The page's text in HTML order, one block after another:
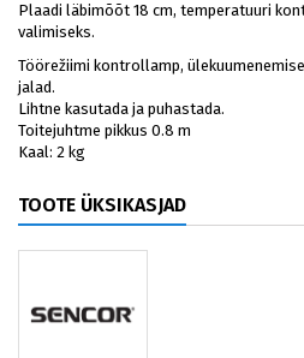
Plaadi läbimõõt 18 cm, temperatuuri
valimiseks.
Töörežiimi kontrollamp,
jalad.
Lihtne kasutada ja puhastada.
Toitejuhtme pikkus 0.8 m
Kaal: 2 kg
TOOTE ÜKSIKASJAD